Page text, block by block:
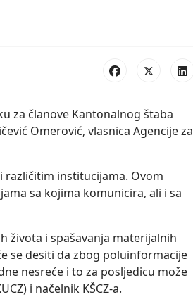
za članove Kantonalnog štaba
Omerović, vlasnica Agencije za
različitim institucijama. Ovom
sa kojima komunicira, ali i sa
života i spašavanja materijalnih
se desiti da zbog poluinformacije
nesreće i to za posljedicu može
i načelnik KŠCZ-a.